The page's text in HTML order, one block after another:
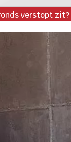
verstopt zit?